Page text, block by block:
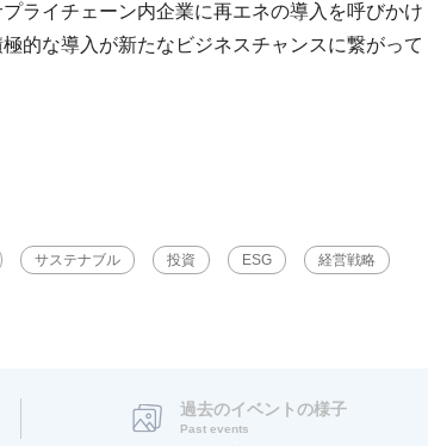
ライチェーン内企業に再エネの導入を呼びかけ
的な導入が新たなビジネスチャンスに繋がって
サステナブル 投資 ESG 経営戦略
過去のイベントの様子
Past events